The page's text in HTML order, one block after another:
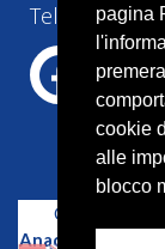
Tel:+39 328
Copyright ©
Anacapri
pagina
cookie
alle
blocco